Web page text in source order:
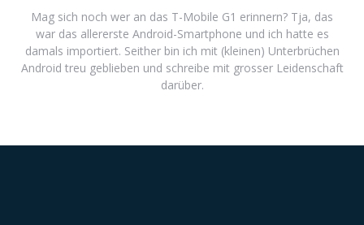
Mag sich noch wer an das T-Mobile G1 erinnern? Tja, das
war das allererste Android-Smartphone und ich hatte es
damals importiert. Seither bin ich mit (kleinen) Unterbrüchen
Android treu geblieben und schreibe mit grosser Leidenschaft
darüber.